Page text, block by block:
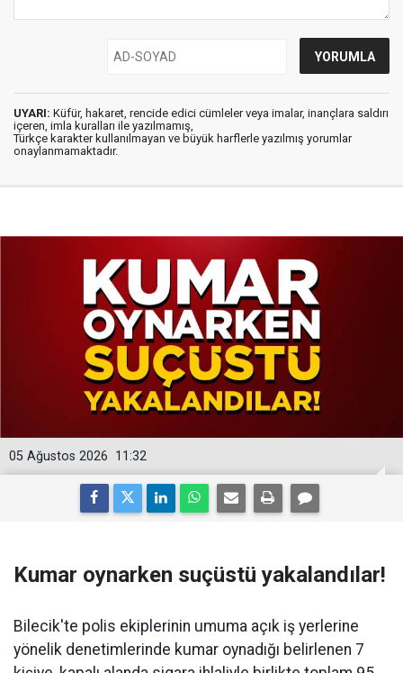
UYARI: Küfür, hakaret, rencide edici cümleler veya imalar, inançlara saldırı
içeren, imla kuralları ile yazılmamış,
Türkçe karakter kullanılmayan ve büyük harflerle yazılmış yorumlar
onaylanmamaktadır.
11:32
05 Ağustos 2026
Kumar oynarken suçüstü yakalandılar!
Bilecik'te polis ekiplerinin umuma açık iş yerlerine
yönelik denetimlerinde kumar oynadığı belirlenen 7